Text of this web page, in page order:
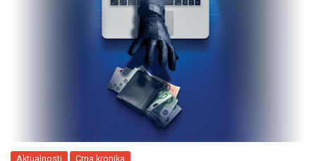
Aktualnosti Crna kronika